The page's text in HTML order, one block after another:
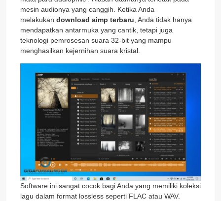
mesin audionya yang canggih. Ketika Anda
melakukan download aimp terbaru , Anda tidak hanya
mendapatkan antarmuka yang cantik, tetapi juga
teknologi pemrosesan suara 32-bit yang mampu
menghasilkan kejernihan suara kristal.
Software ini sangat cocok bagi Anda yang memiliki koleksi
lagu dalam format lossless seperti FLAC atau WAV.